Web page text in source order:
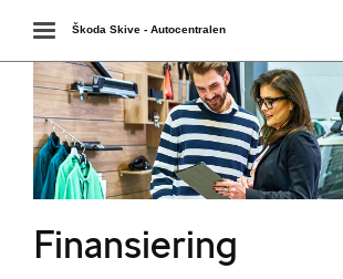
Toggle
navigation
Škoda Skive - Autocentralen
Finansiering